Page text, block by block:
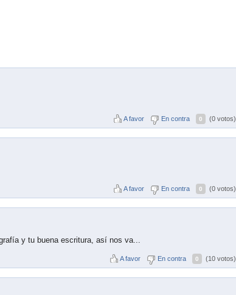
A favor En contra 0 (0 votos)
A favor En contra 0 (0 votos)
y tu buena escritura, así nos va...
A favor En contra 0 (10 votos)